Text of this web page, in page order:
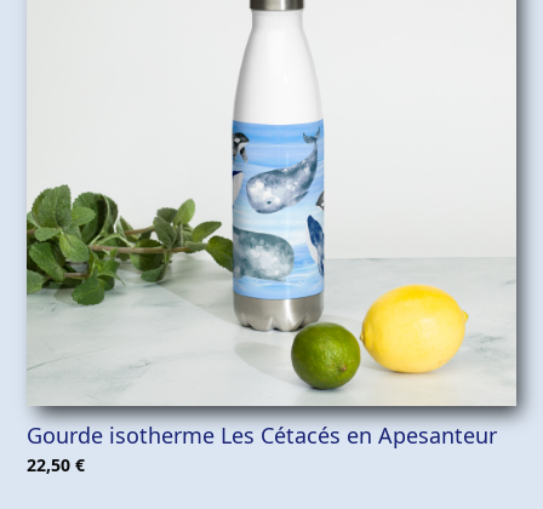
Gourde isotherme Les Cétacés en Apesanteur
22,50€